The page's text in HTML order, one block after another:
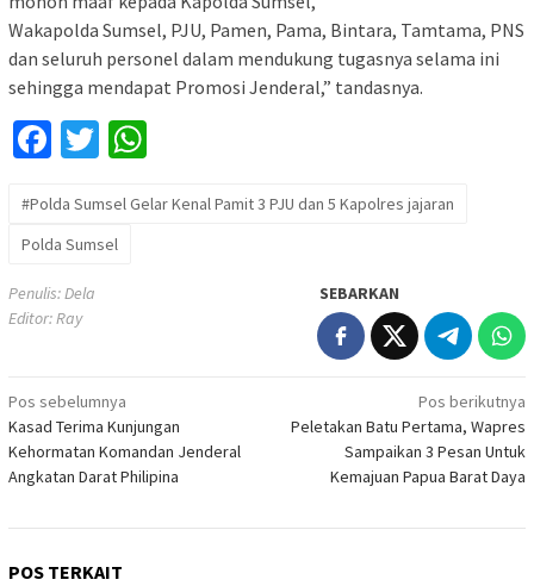
Wakapolda Sumsel, PJU, Pamen, Pama, Bintara, Tamtama, PNS
dan seluruh personel dalam mendukung tugasnya selama ini
sehingga mendapat Promosi Jenderal,” tandasnya.
Facebook
Twitter
#Polda Sumsel Gelar Kenal Pamit 3 PJU dan 5 Kapolres jajaran
Polda Sumsel
Penulis: Dela
Editor: Ray
SEBARKAN
Navigasi
pos
Pos sebelumnya
Kasad Terima Kunjungan
Kehormatan Komandan Jenderal
Angkatan Darat Philipina
Pos berikutnya
Peletakan Batu Pertama, Wapres
Sampaikan 3 Pesan Untuk
Kemajuan Papua Barat Daya
POS TERKAIT